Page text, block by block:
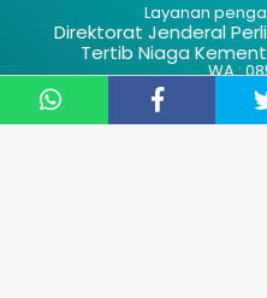
Layanan
Direktorat Jenderal
Tertib Niaga
WA :